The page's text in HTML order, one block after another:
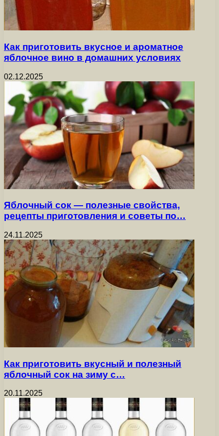
Как приготовить вкусное и ароматное
яблочное вино в домашних условиях
02.12.2025
Яблочный сок — полезные свойства,
рецепты приготовления и советы по…
24.11.2025
Как приготовить вкусный и полезный
яблочный сок на зиму с…
20.11.2025